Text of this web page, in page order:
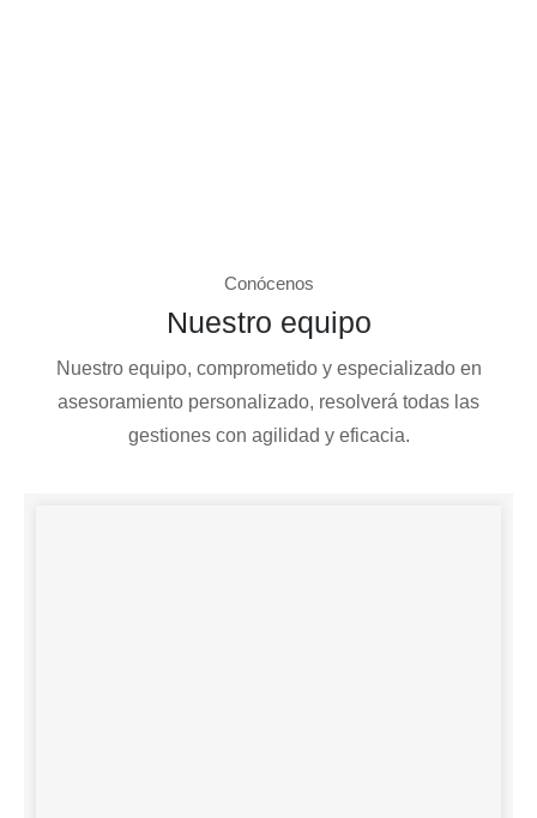
Conócenos
Nuestro equipo
Nuestro equipo, comprometido y especializado en
asesoramiento personalizado, resolverá todas las
gestiones con agilidad y eficacia.